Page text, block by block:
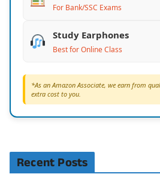
For Bank/SSC Exams
Study Earphones
Best for Online Class
*As an Amazon Associate, we earn from
extra cost to you.
Recent Posts